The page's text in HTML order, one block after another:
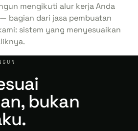
mengikuti alur kerja Anda
bagian dari jasa pembuatan
sistem yang menyesuaikan
bukan